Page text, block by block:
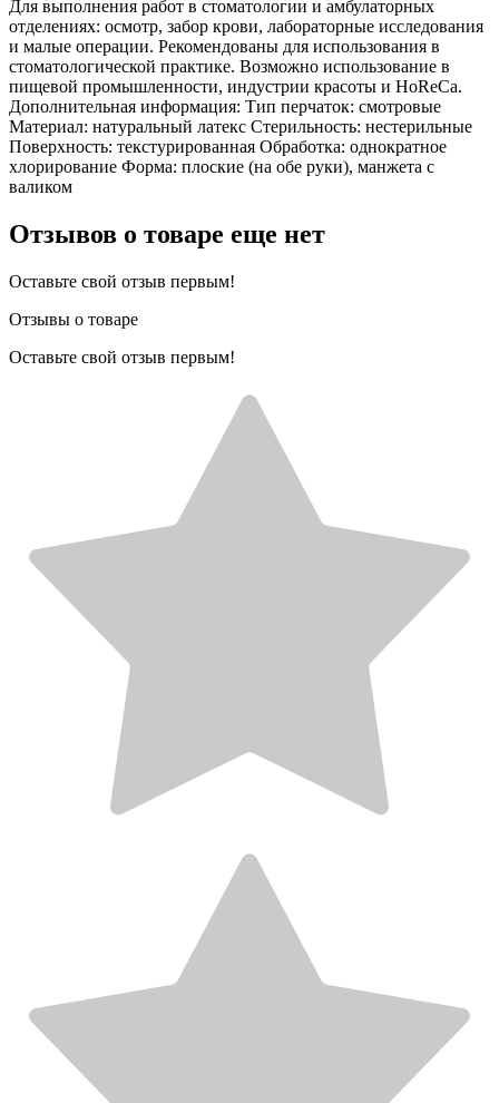
Для выполнения работ в стоматологии и амбулаторных
отделениях: осмотр, забор крови, лабораторные исследования
и малые операции. Рекомендованы для использования в
стоматологической практике. Возможно использование в
пищевой промышленности, индустрии красоты и HoReCa.
Дополнительная информация: Тип перчаток: смотровые
Материал: натуральный латекс Стерильность: нестерильные
Поверхность: текстурированная Обработка: однократное
хлорирование Форма: плоские (на обе руки), манжета с
валиком
Отзывов о товаре еще нет
Оставьте свой отзыв первым!
Отзывы о товаре
Оставьте свой отзыв первым!